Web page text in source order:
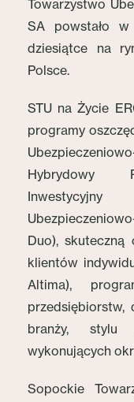
Towarzystwo
SA powstało
dziesiątce na
Polsce.
STU na Życie
programy
Hybrydowy
Duo), skuteczną
klientów
Altima),
przedsiębiorstw,
branży, stylu
wykonujących
Sopockie